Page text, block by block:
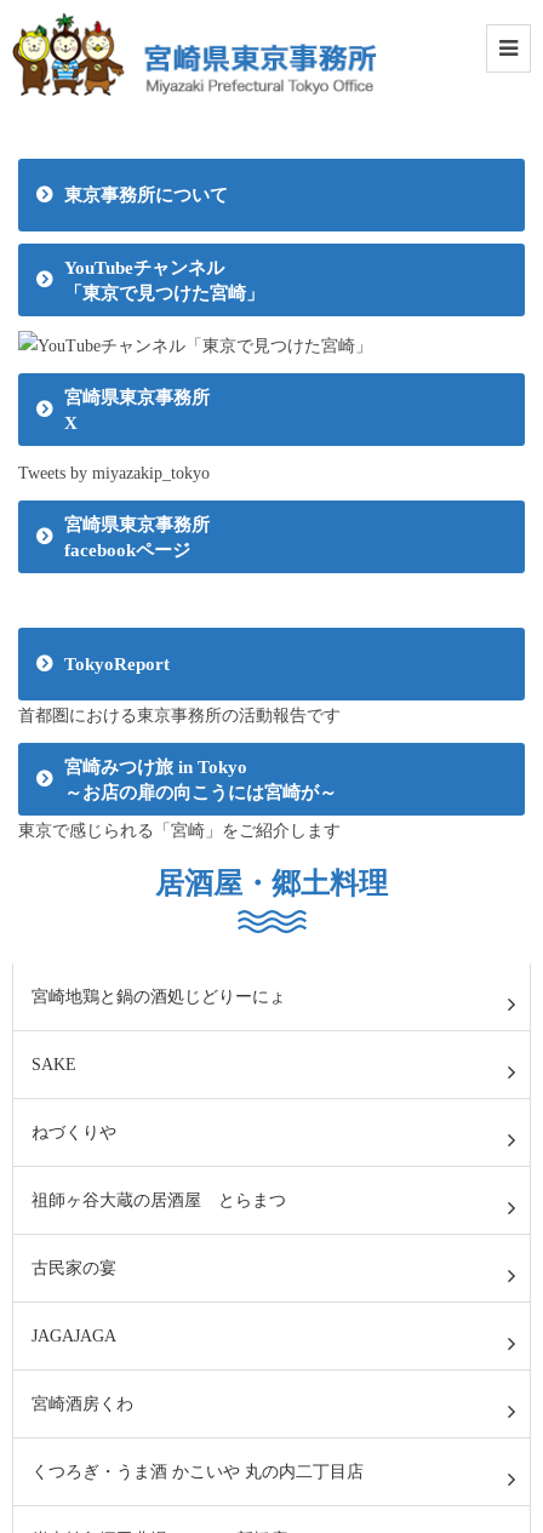
東京事務所について
YouTubeチャンネル
「東京で見つけた宮崎」
宮崎県東京事務所
X
Tweets by miyazakip_tokyo
宮崎県東京事務所
facebookページ
TokyoReport
首都圏における東京事務所の活動報告です
宮崎みつけ旅 in Tokyo
～お店の扉の向こうには宮崎が～
東京で感じられる「宮崎」をご紹介します
居酒屋・郷土料理
宮崎地鶏と鍋の酒処じどりーにょ
SAKE
ねづくりや
祖師ヶ谷大蔵の居酒屋 とらまつ
古民家の宴
JAGAJAGA
宮崎酒房くわ
くつろぎ・うま酒 かこいや 丸の内二丁目店